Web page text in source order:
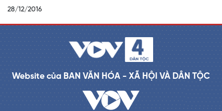
28/12/2016
Website của BAN VĂN HÓA - XÃ HỘI VÀ DÂN TỘC